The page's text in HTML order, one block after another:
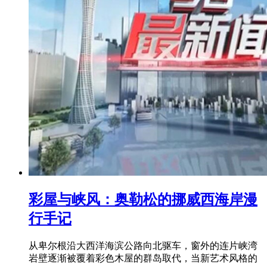
彩屋与峡风：奥勒松的挪威西海岸漫
行手记
从卑尔根沿大西洋海滨公路向北驱车，窗外的连片峡湾
岩壁逐渐被覆着彩色木屋的群岛取代，当新艺术风格的